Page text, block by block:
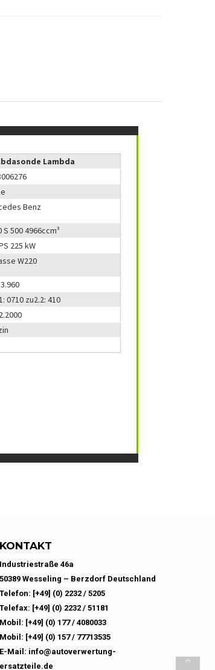
Lambda
Benz
S 500 4966ccm³
225 kW
W220
0710 zu2.2: 410
KONTAKT
Industriestraße 46a
50389 Wesseling – Berzdorf Deutschland
Telefon: [+49] (0) 2232 / 5205
Telefax: [+49] (0) 2232 / 51181
Mobil: [+49] (0) 177 / 4080033
Mobil: [+49] (0) 157 / 77713535
E-Mail: info@autoverwertung-
ersatzteile.de